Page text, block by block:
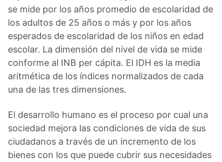
se mide por los años promedio de escolaridad de
los adultos de 25 años o más y por los años
esperados de escolaridad de los niños en edad
escolar. La dimensión del nivel de vida se mide
conforme al INB per cápita. El IDH es la media
aritmética de los índices normalizados de cada
una de las tres dimensiones.
El desarrollo humano es el proceso por cual una
sociedad mejora las condiciones de vida de sus
ciudadanos a través de un incremento de los
bienes con los que puede cubrir sus necesidades